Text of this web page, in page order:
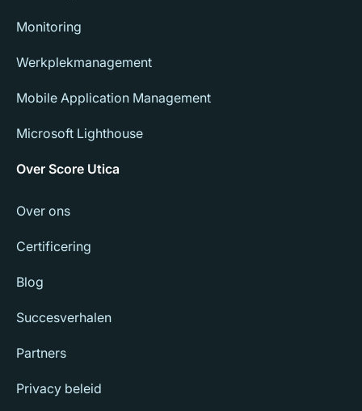
Monitoring
Werkplekmanagement
Mobile Application Management
Microsoft Lighthouse
Over Score Utica
Over ons
Certificering
Blog
Succesverhalen
Partners
Privacy beleid